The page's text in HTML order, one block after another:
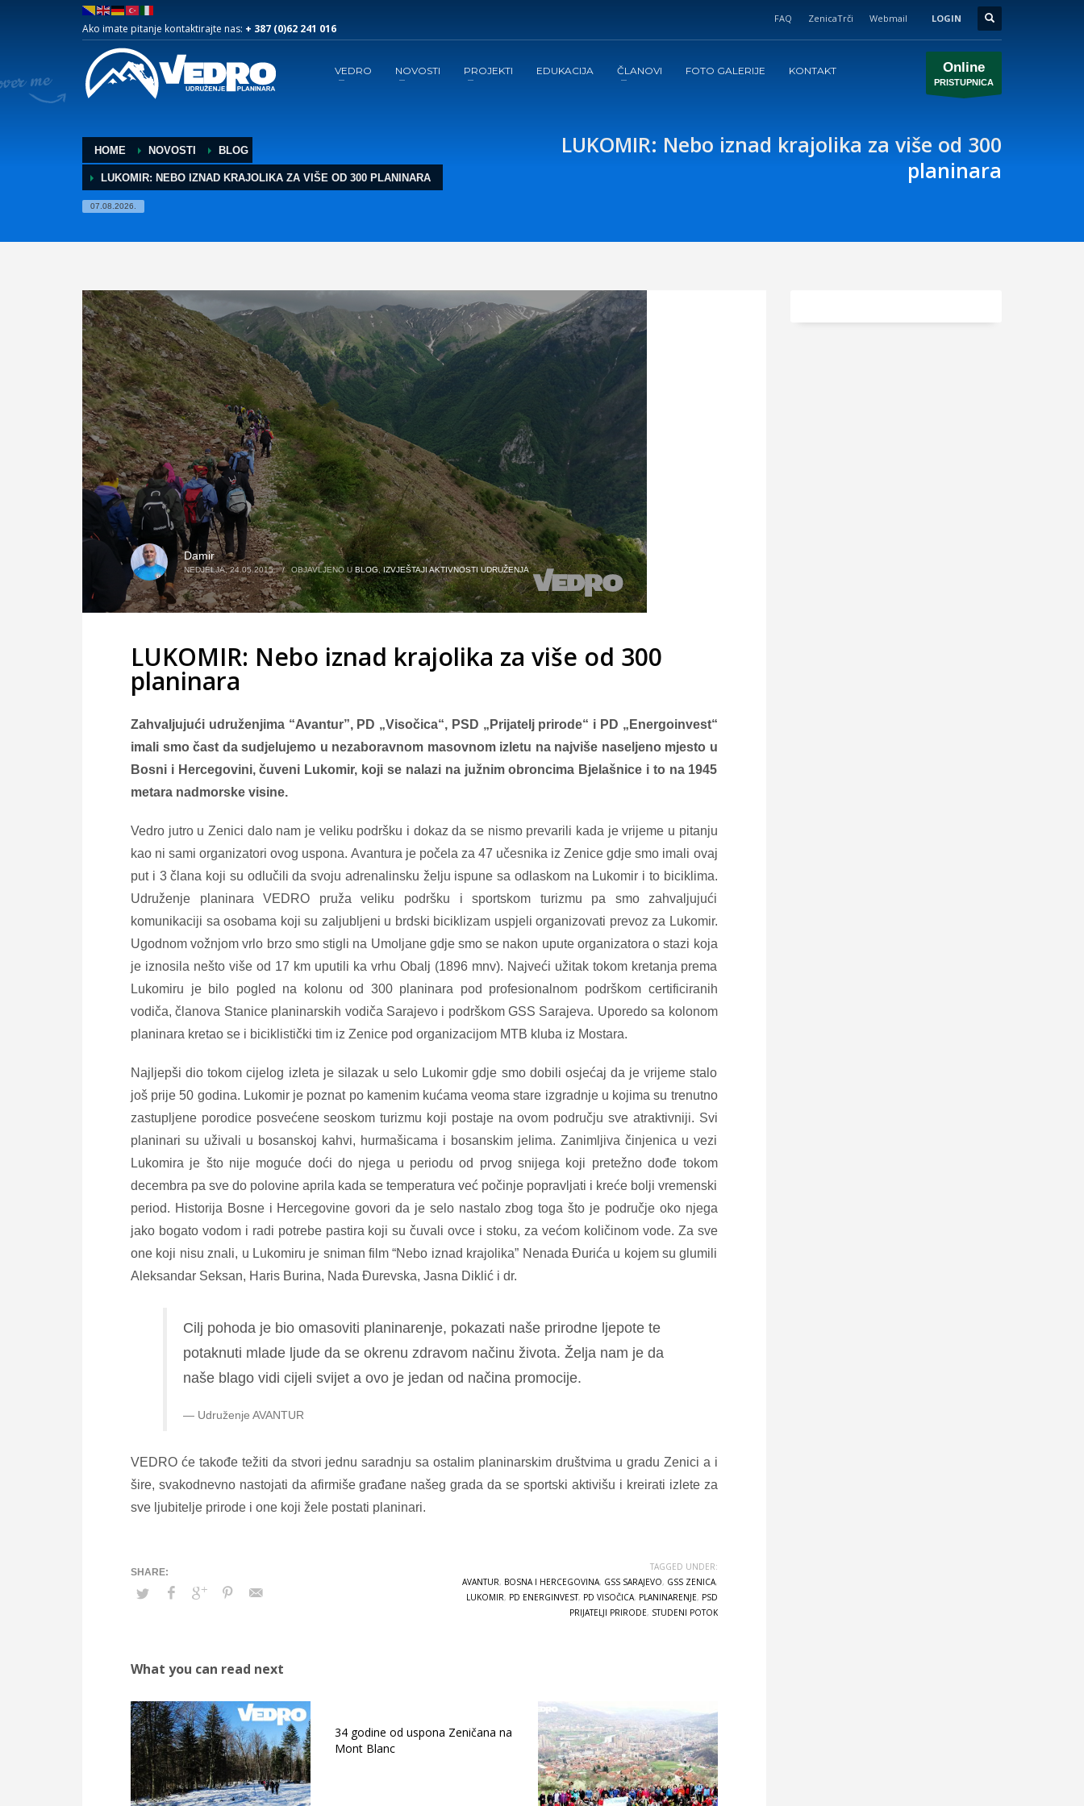
Ako imate pitanje kontaktirajte nas: + 387 (0)62 241 016
FAQ ZenicaTrči Webmail LOGIN
VEDRO NOVOSTI PROJEKTI EDUKACIJA ČLANOVI FOTO GALERIJE KONTAKT Online
PRISTUPNICA
HOME NOVOSTI BLOG
LUKOMIR: NEBO IZNAD KRAJOLIKA ZA VIŠE OD 300 PLANINARA
07.08.2026.
LUKOMIR: Nebo iznad krajolika za više od 300
planinara
Damir
NEDJELJA, 24.05.2015. / OBJAVLJENO U BLOG,IZVJEŠTAJI AKTIVNOSTI UDRUŽENJA
LUKOMIR: Nebo iznad krajolika za više od 300
planinara
Zahvaljujući udruženjima “Avantur”, PD „Visočica“, PSD „Prijatelj prirode“ i PD „Energoinvest“
imali smo čast da sudjelujemo u nezaboravnom masovnom izletu na najviše naseljeno mjesto u
Bosni i Hercegovini, čuveni Lukomir, koji se nalazi na južnim obroncima Bjelašnice i to na 1945
metara nadmorske visine.
Vedro jutro u Zenici dalo nam je veliku podršku i dokaz da se nismo prevarili kada je vrijeme u pitanju
kao ni sami organizatori ovog uspona. Avantura je počela za 47 učesnika iz Zenice gdje smo imali ovaj
put i 3 člana koji su odlučili da svoju adrenalinsku želju ispune sa odlaskom na Lukomir i to biciklima.
Udruženje planinara VEDRO pruža veliku podršku i sportskom turizmu pa smo zahvaljujući
komunikaciji sa osobama koji su zaljubljeni u brdski biciklizam uspjeli organizovati prevoz za Lukomir.
Ugodnom vožnjom vrlo brzo smo stigli na Umoljane gdje smo se nakon upute organizatora o stazi koja
je iznosila nešto više od 17 km uputili ka vrhu Obalj (1896 mnv). Najveći užitak tokom kretanja prema
Lukomiru je bilo pogled na kolonu od 300 planinara pod profesionalnom podrškom certificiranih
vodiča, članova Stanice planinarskih vodiča Sarajevo i podrškom GSS Sarajeva. Uporedo sa kolonom
planinara kretao se i biciklistički tim iz Zenice pod organizacijom MTB kluba iz Mostara.
Najljepši dio tokom cijelog izleta je silazak u selo Lukomir gdje smo dobili osjećaj da je vrijeme stalo
još prije 50 godina. Lukomir je poznat po kamenim kućama veoma stare izgradnje u kojima su trenutno
zastupljene porodice posvećene seoskom turizmu koji postaje na ovom području sve atraktivniji. Svi
planinari su uživali u bosanskoj kahvi, hurmašicama i bosanskim jelima. Zanimljiva činjenica u vezi
Lukomira je što nije moguće doći do njega u periodu od prvog snijega koji pretežno dođe tokom
decembra pa sve do polovine aprila kada se temperatura već počinje popravljati i kreće bolji vremenski
period. Historija Bosne i Hercegovine govori da je selo nastalo zbog toga što je područje oko njega
jako bogato vodom i radi potrebe pastira koji su čuvali ovce i stoku, za većom količinom vode. Za sve
one koji nisu znali, u Lukomiru je sniman film “Nebo iznad krajolika” Nenada Đurića u kojem su glumili
Aleksandar Seksan, Haris Burina, Nada Đurevska, Jasna Diklić i dr.
Cilj pohoda je bio omasoviti planinarenje, pokazati naše prirodne ljepote te
potaknuti mlade ljude da se okrenu zdravom načinu života. Želja nam je da
naše blago vidi cijeli svijet a ovo je jedan od načina promocije.
Udruženje AVANTUR
VEDRO će takođe težiti da stvori jednu saradnju sa ostalim planinarskim društvima u gradu Zenici a i
šire, svakodnevno nastojati da afirmiše građane našeg grada da se sportski aktivišu i kreirati izlete za
sve ljubitelje prirode i one koji žele postati planinari.
TAGGED UNDER:
AVANTUR, BOSNA I HERCEGOVINA, GSS SARAJEVO, GSS ZENICA,
LUKOMIR, PD ENERGINVEST, PD VISOČICA, PLANINARENJE, PSD
PRIJATELJI PRIRODE, STUDENI POTOK
What you can read next
34 godine od uspona Zeničana na
Mont Blanc